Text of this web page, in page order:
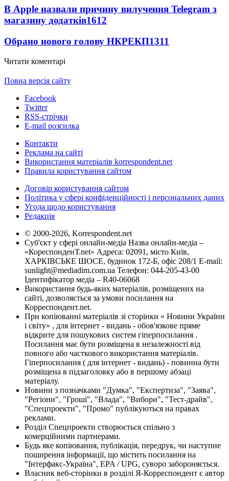
В Apple назвали причину вилучення Telegram з
магазину додатків1612
Обрано нового голову НКРЕКП1311
Читати коментарі
Повна версія сайту
Facebook
Twitter
RSS-стрічки
E-mail розсилка
Контакти
Реклама на сайті
Використання матеріалів korrespondent.net
Правила користування сайтом
Договір користування сайтом
Політика у сфері конфіденційності і персональних даних
Угода щодо користування
Редакція
© 2000-2026, Korrespondent.net
Суб'єкт у сфері онлайн-медіа Назва онлайн-медіа –
«КореспонденТ.net» Адреса: 02091, місто Київ,
ХАРКІВСЬКЕ ШОСЕ, будинок 172-Б, офіс 208/1 E-mail:
sunlight@mediadim.com.ua Телефон: 044-205-43-00
Ідентифікатор медіа – R40-06068
Використання будь-яких матеріалів, розміщених на
сайті, дозволяється за умови посилання на
Корреспондент.net.
При копіюванні матеріалів зі сторінки « Новини України
і світу» , для інтернет - видань - обов'язкове пряме
відкрите для пошукових систем гіперпосилання .
Посилання має бути розміщена в незалежності від
повного або часткового використання матеріалів.
Гіперпосилання ( для інтернет - видань) - повинна бути
розміщена в підзаголовку або в першому абзаці
матеріалу.
Новини з позначками "Думка", "Експертиза", "Заява",
"Регіони", "Гроші", "Влада", "Вибори", "Тест-драйв",
"Спецпроекти", "Промо" публікуються на правах
реклами.
Розділ Спецпроекти створюється спільно з
комерційними партнерами.
Будь яке копіювання, публікація, передрук, чи наступне
поширення інформації, що містить посилання на
"Інтерфакс-Україна", EPA / UPG, суворо забороняється.
Власник веб-сторінки в розділі Я-Корреспондент є автор